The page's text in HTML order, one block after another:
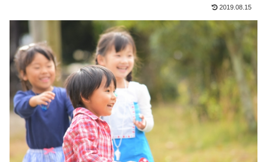
2019.08.15